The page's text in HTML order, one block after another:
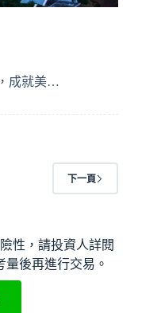
成就美…
下一頁
性，請投資人詳閱
後再進行交易。